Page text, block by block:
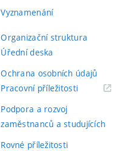
Vyznamenání
Organizační struktura
Úřední deska
Ochrana osobních údajů
Pracovní příležitosti(externí
Podpora a rozvoj
zaměstnanců a studujících
Rovné příležitosti